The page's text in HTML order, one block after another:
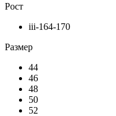
Рост
iii-164-170
Размер
44
46
48
50
52